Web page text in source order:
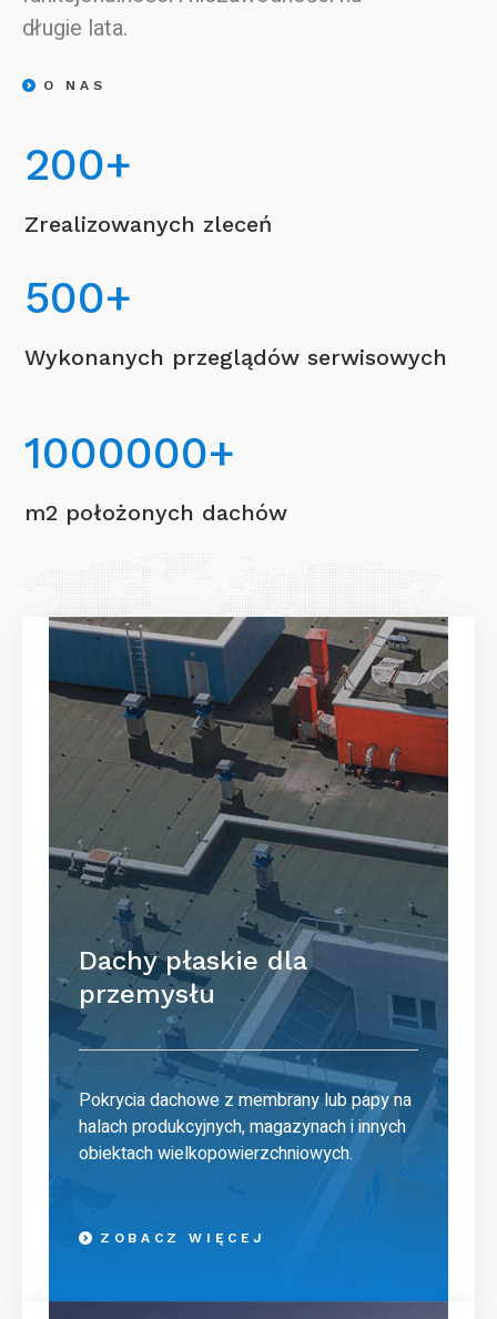
długie lata.
O NAS
200+
Zrealizowanych zleceń
500+
Wykonanych przeglądów serwisowych
1000000+
m2 położonych dachów
Dachy płaskie dla
przemysłu
Pokrycia dachowe z membrany lub papy na
halach produkcyjnych, magazynach i innych
obiektach wielkopowierzchniowych.
ZOBACZ WIĘCEJ